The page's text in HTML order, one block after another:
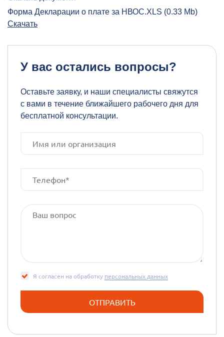
Форма Декларации о плате за НВОС.XLS (0.33 Mb)
Скачать
У вас остались вопросы?
Оставьте заявку, и наши специалисты свяжутся
с вами в течение ближайшего рабочего дня для
бесплатной консультации.
Я согласен на обработку персональных данных